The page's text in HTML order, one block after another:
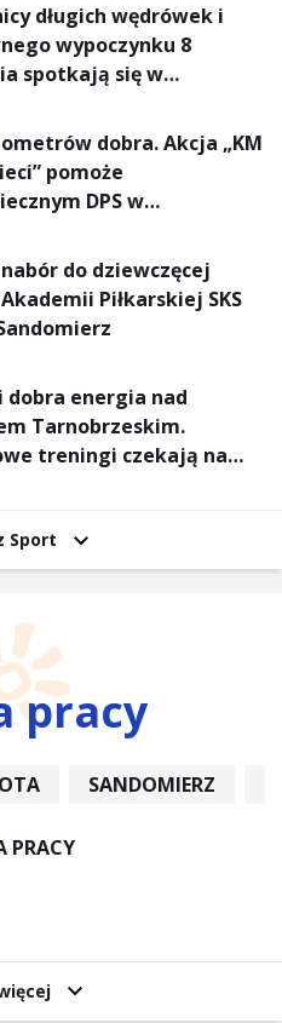
długich wędrówek i
wypoczynku 8
spotkają się w
„Tam Gdzie Pieprz
dobra. Akcja „KM
pomoże
DPS w
nabór do dziewczęcej
Piłkarskiej SKS
dobra energia nad
Tarnobrzeskim.
treningi czekają na
Sport
pracy
SANDOMIERZ
PRACY